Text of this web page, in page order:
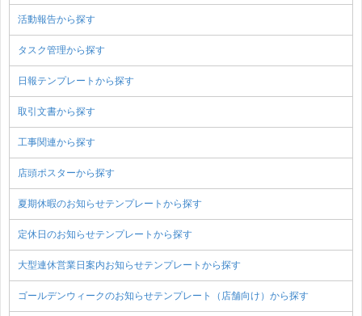
活動報告から探す
タスク管理から探す
日報テンプレートから探す
取引文書から探す
工事関連から探す
店頭ポスターから探す
夏期休暇のお知らせテンプレートから探す
定休日のお知らせテンプレートから探す
大型連休営業日案内お知らせテンプレートから探す
ゴールデンウィークのお知らせテンプレート（店舗向け）から探す